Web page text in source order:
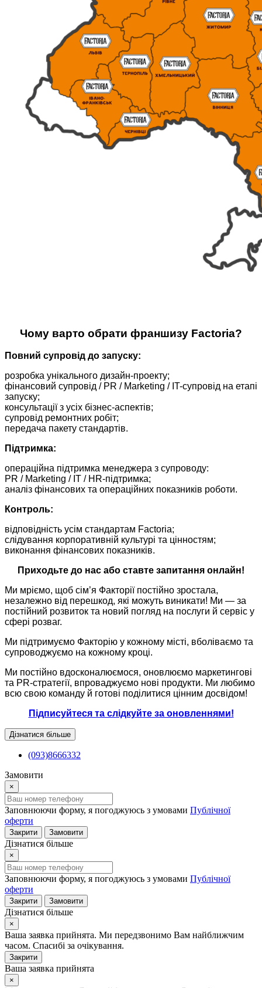
Чому варто обрати франшизу Factoria?
Повний супровід до запуску:
розробка унікального дизайн-проекту;
фінансовий супровід / PR / Marketing / IT-супровід на етапі
запуску;
консультації з усіх бізнес-аспектів;
супровід ремонтних робіт;
передача пакету стандартів.
Підтримка:
операційна підтримка менеджера з супроводу:
PR / Marketing / IT / HR-підтримка;
аналіз фінансових та операційних показників роботи.
Контроль:
відповідність усім стандартам Factoria;
слідування корпоративній культурі та цінностям;
виконання фінансових показників.
Приходьте до нас або ставте запитання онлайн!
Ми мріємо, щоб сім’я Факторії постійно зростала,
незалежно від перешкод, які можуть виникати! Ми — за
постійний розвиток та новий погляд на послуги й сервіс у
сфері розваг.
Ми підтримуємо Факторію у кожному місті, вболіваємо та
супроводжуємо на кожному кроці.
Ми постійно вдосконалюємося, оновлюємо маркетингові
та PR-стратегії, впроваджуємо нові продукти. Ми любимо
всю свою команду й готові поділитися цінним досвідом!
Підписуйтеся та слідкуйте за оновленнями!
Дізнатися більше
(093)8666332
Замовити
×
Заповнюючи форму, я погоджуюсь з умовами Публічної
оферти
Закрити Замовити
Дізнатися більше
×
Заповнюючи форму, я погоджуюсь з умовами Публічної
оферти
Закрити Замовити
Дізнатися більше
×
Ваша заявка прийнята. Ми передзвонимо Вам найближчим
часом. Спасибі за очікування.
Закрити
Ваша заявка прийнята
×